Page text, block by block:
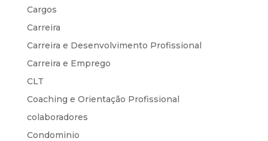
Cargos
Carreira
Carreira e Desenvolvimento Profissional
Carreira e Emprego
CLT
Coaching e Orientação Profissional
colaboradores
Condominio